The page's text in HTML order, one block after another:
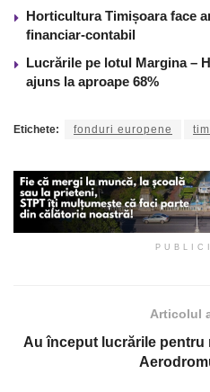
Horticultura Timișoara face
financiar-contabil
Lucrările pe lotul Margina –
ajuns la aproape 68%
Etichete: fonduri europene
Articolul
Au început lucrările pentru